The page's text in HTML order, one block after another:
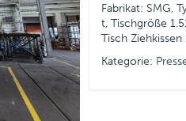
Fabrikat: SMG,
t, Tischgröße
Tisch
Kategorie: